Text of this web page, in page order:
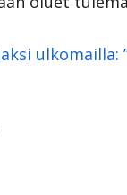
ulkomailla: